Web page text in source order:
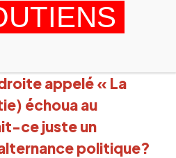
appelé « La
échoua au
ce juste un
politique?